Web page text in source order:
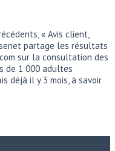
« Avis client,
partage les résultats
sur la consultation des
de 1 000 adultes
déjà il y 3 mois, à savoir